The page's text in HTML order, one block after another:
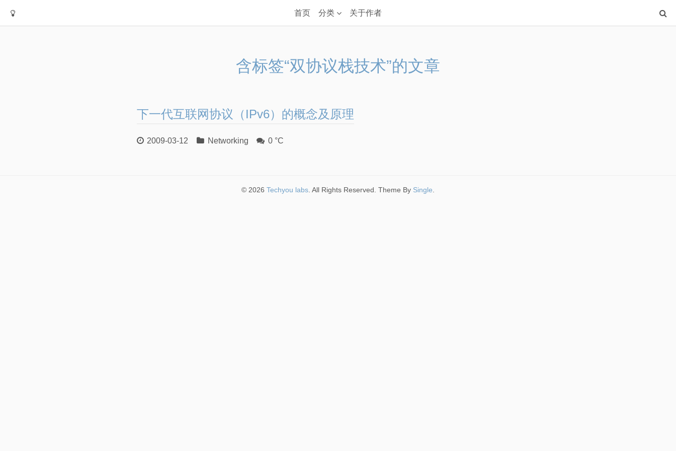
首页 分类 关于作者
含标签“双协议栈技术”的文章
下一代互联网协议（IPv6）的概念及原理
2009-03-12 Networking 0 °C
© 2026 Techyou labs . All Rights Reserved. Theme By Single